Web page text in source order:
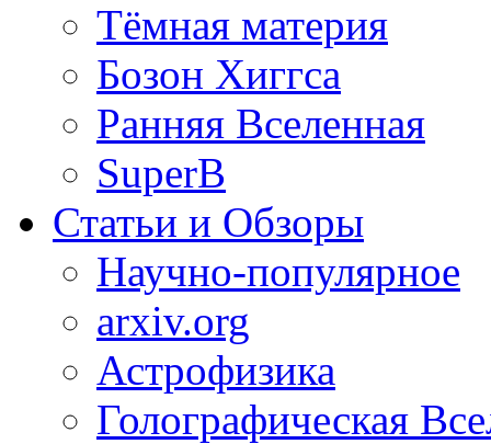
Тёмная материя
Бозон Хиггса
Ранняя Вселенная
SuperB
Статьи и Обзоры
Научно-популярное
arxiv.org
Астрофизика
Голографическая